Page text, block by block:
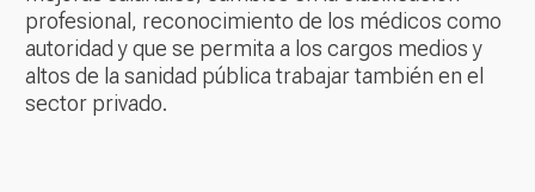
profesional, reconocimiento de los médicos como
autoridad y que se permita a los cargos medios y
altos de la sanidad pública trabajar también en el
sector privado.